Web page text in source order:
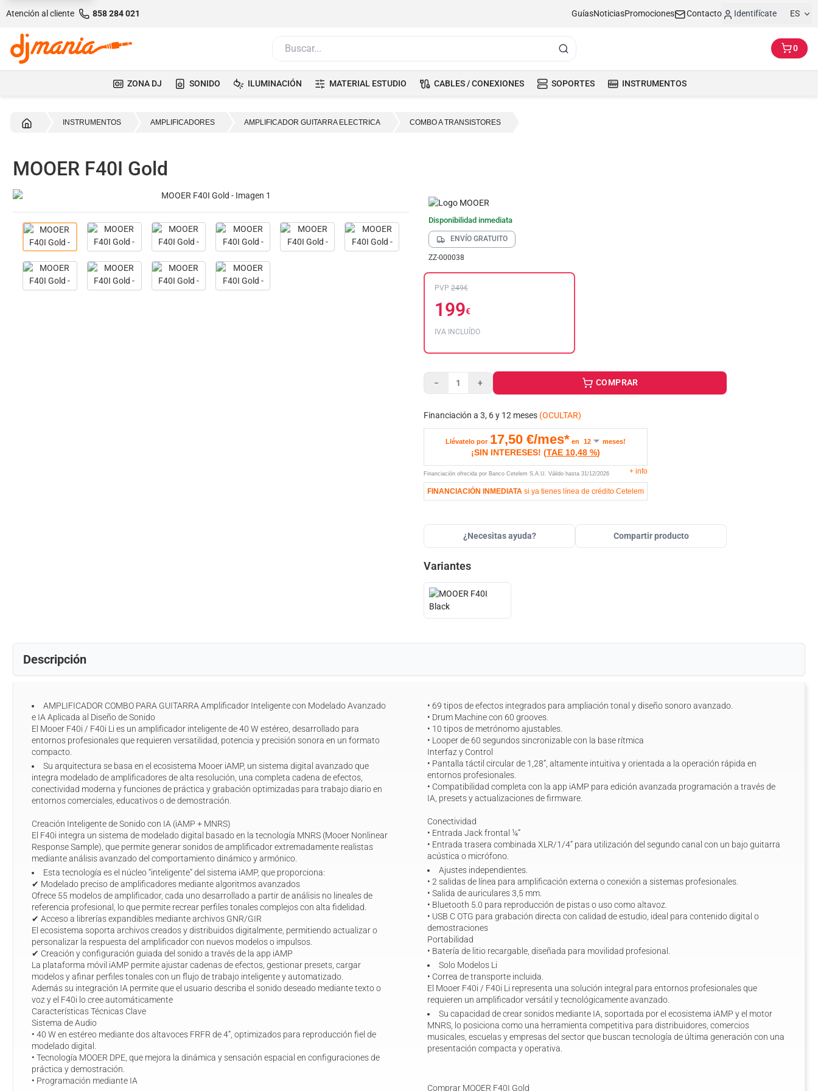
Atención al cliente 858 284 021 GuíasNoticiasPromociones Contacto Identifícate ES
0
ZONA DJ SONIDO ILUMINACIÓN MATERIAL ESTUDIO CABLES / CONEXIONES SOPORTES INSTRUMENTOS
INSTRUMENTOS AMPLIFICADORES AMPLIFICADOR GUITARRA ELECTRICA COMBO A TRANSISTORES
MOOER F40I Gold
Disponibilidad inmediata
ENVÍO GRATUITO
ZZ-000038
PVP 249€
199€
IVA INCLUÍDO
− + COMPRAR
Financiación a 3, 6 y 12 meses (OCULTAR)
Llévatelo por 17,50 €/mes* en meses!
¡SIN INTERESES! (TAE 10,48 %)
Financiación ofrecida por Banco Cetelem S.A.U. Válido hasta 31/12/2026 + info
FINANCIACIÓN INMEDIATA si ya tienes línea de crédito Cetelem
¿Necesitas ayuda? Compartir producto
Variantes
Descripción
AMPLIFICADOR COMBO PARA GUITARRA Amplificador Inteligente con Modelado Avanzado
e IA Aplicada al Diseño de Sonido
El Mooer F40i / F40i Li es un amplificador inteligente de 40 W estéreo, desarrollado para
entornos profesionales que requieren versatilidad, potencia y precisión sonora en un formato
compacto.
Su arquitectura se basa en el ecosistema Mooer iAMP, un sistema digital avanzado que
integra modelado de amplificadores de alta resolución, una completa cadena de efectos,
conectividad moderna y funciones de práctica y grabación optimizadas para trabajo diario en
entornos comerciales, educativos o de demostración.
Creación Inteligente de Sonido con IA (iAMP + MNRS)
El F40i integra un sistema de modelado digital basado en la tecnología MNRS (Mooer Nonlinear
Response Sample), que permite generar sonidos de amplificador extremadamente realistas
mediante análisis avanzado del comportamiento dinámico y armónico.
Esta tecnología es el núcleo “inteligente” del sistema iAMP, que proporciona:
✔ Modelado preciso de amplificadores mediante algoritmos avanzados
Ofrece 55 modelos de amplificador, cada uno desarrollado a partir de análisis no lineales de
referencia profesional, lo que permite recrear perfiles tonales complejos con alta fidelidad.
✔ Acceso a librerías expandibles mediante archivos GNR/GIR
El ecosistema soporta archivos creados y distribuidos digitalmente, permitiendo actualizar o
personalizar la respuesta del amplificador con nuevos modelos o impulsos.
✔ Creación y configuración guiada del sonido a través de la app iAMP
La plataforma móvil iAMP permite ajustar cadenas de efectos, gestionar presets, cargar
modelos y afinar perfiles tonales con un flujo de trabajo inteligente y automatizado.
Además su integración IA permite que el usuario describa el sonido deseado mediante texto o
voz y el F40i lo cree automáticamente
Características Técnicas Clave
Sistema de Audio
• 40 W en estéreo mediante dos altavoces FRFR de 4”, optimizados para reproducción fiel de
modelado digital.
• Tecnología MOOER DPE, que mejora la dinámica y sensación espacial en configuraciones de
práctica y demostración.
• Programación mediante IA
• 69 tipos de efectos integrados para ampliación tonal y diseño sonoro avanzado.
• Drum Machine con 60 grooves.
• 10 tipos de metrónomo ajustables.
• Looper de 60 segundos sincronizable con la base rítmica
Interfaz y Control
• Pantalla táctil circular de 1,28”, altamente intuitiva y orientada a la operación rápida en
entornos profesionales.
• Compatibilidad completa con la app iAMP para edición avanzada programación a través de
IA, presets y actualizaciones de firmware.
Conectividad
• Entrada Jack frontal ¼”
• Entrada trasera combinada XLR/1/4” para utilización del segundo canal con un bajo guitarra
acústica o micrófono.
Ajustes independientes.
• 2 salidas de línea para amplificación externa o conexión a sistemas profesionales.
• Salida de auriculares 3,5 mm.
• Bluetooth 5.0 para reproducción de pistas o uso como altavoz.
• USB C OTG para grabación directa con calidad de estudio, ideal para contenido digital o
demostraciones
Portabilidad
• Batería de litio recargable, diseñada para movilidad profesional.
Solo Modelos Li
• Correa de transporte incluida.
El Mooer F40i / F40i Li representa una solución integral para entornos profesionales que
requieren un amplificador versátil y tecnológicamente avanzado.
Su capacidad de crear sonidos mediante IA, soportada por el ecosistema iAMP y el motor
MNRS, lo posiciona como una herramienta competitiva para distribuidores, comercios
musicales, escuelas y empresas del sector que buscan tecnología de última generación con una
presentación compacta y operativa.
Comprar MOOER F40I Gold